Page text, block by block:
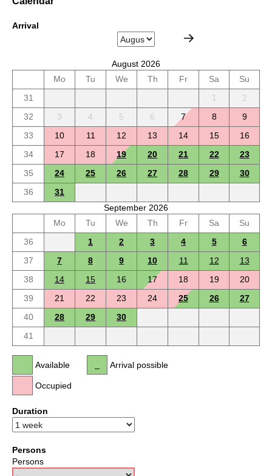
Arrival
August 2026
Mo
Tu We Th Fr Sa
Su
31
1
2
32
3 4 5 6 7 8
9
33
10 11 12 13 14 15
16
34
17 18 19 20 21 22
23
35
24 25 26 27 28 29
30
36
31
September 2026
Mo
Tu We Th Fr Sa
Su
36
1 2 3 4 5
6
37
7 8 9 10 11 12
13
38
14 15 16 17 18 19
20
39
21 22 23 24 25 26
27
40
28 29
30
41
Available
Occupied
Arrival possible
Duration
Persons
Persons